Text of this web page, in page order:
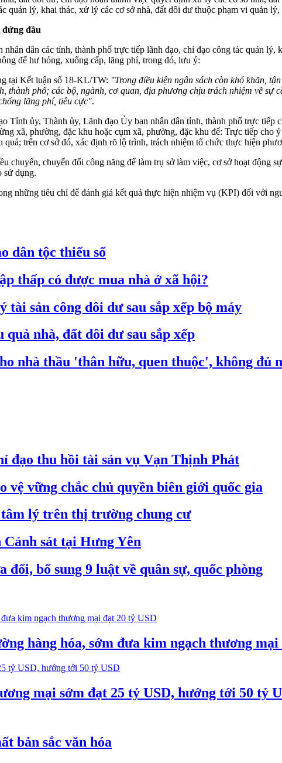
quản lý, khai thác, xử lý các cơ sở nhà, đất dôi dư thuộc phạm vi quản
đầu
dân các tỉnh, thành phố trực tiếp lãnh đạo, chỉ đạo công tác quản lý,
để hư hỏng, xuống cấp, lãng phí, trong đó, lưu ý:
tại Kết luận số 18-KL/TW: "Trong điều kiện ngân sách còn khó khăn,
phố; các bộ, ngành, cơ quan, địa phương chịu trách nhiệm về sự
lãng phí, tiêu cực".
Tỉnh ủy, Thành ủy, Lãnh đạo Ủy ban nhân dân tỉnh, thành phố trực tiếp
xã, phường, đặc khu hoặc cụm xã, phường, đặc khu để: Trực tiếp cho
trên cơ sở đó, xác định rõ lộ trình, trách nhiệm tổ chức thực hiện
chuyển, chuyển đổi công năng để làm trụ sở làm việc, cơ sở hoạt động
sử dụng.
những tiêu chí để đánh giá kết quả thực hiện nhiệm vụ (KPI) đối với
dân tộc thiểu số
thấp có được mua nhà ở xã hội?
sản công dôi dư sau sắp xếp bộ máy
nhà, đất dôi dư sau sắp xếp
nhà thầu 'thân hữu, quen thuộc', không đủ
đạo thu hồi tài sản vụ Vạn Thịnh Phát
vệ vững chắc chủ quyền biên giới quốc gia
lý trên thị trường chung cư
sát tại Hưng Yên
bổ sung 9 luật về quân sự, quốc phòng
hàng hóa, sớm đưa kim ngạch thương mại
mại sớm đạt 25 tỷ USD, hướng tới 50 tỷ
bản sắc văn hóa